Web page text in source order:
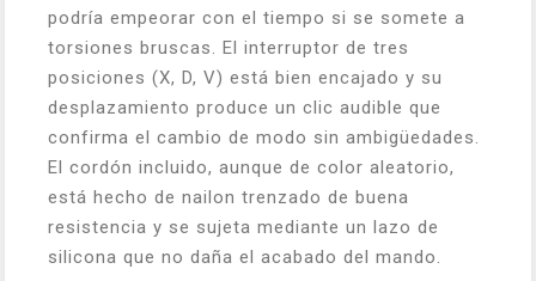
podría empeorar con el tiempo si se somete a
torsiones bruscas. El interruptor de tres
posiciones (X, D, V) está bien encajado y su
desplazamiento produce un clic audible que
confirma el cambio de modo sin ambigüedades.
El cordón incluido, aunque de color aleatorio,
está hecho de nailon trenzado de buena
resistencia y se sujeta mediante un lazo de
silicona que no daña el acabado del mando.